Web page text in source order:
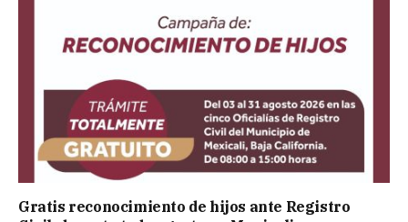
Gratis reconocimiento de hijos ante Registro